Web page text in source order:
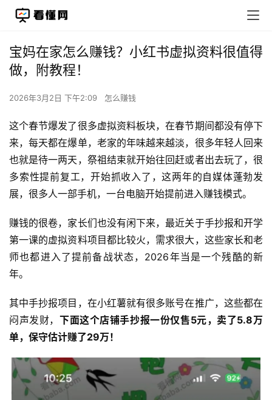
宝妈在家怎么赚钱？小红书虚拟资料很值得
做，附教程！
2026年3月2日 下午2:09 怎么赚钱
这个春节爆发了很多虚拟资料板块，在春节期间都没有停下
来，每天都在爆单，老家的年味越来越淡，很多年轻人回来
也就是待一两天，祭祖结束就开始往回赶或者出去玩了，很
多索性提前复工，开始抓收入了，这两年的自媒体蓬勃发
展，很多人一部手机，一台电脑开始提前进入赚钱模式。
赚钱的很卷，家长们也没有闲下来，最近关于手抄报和开学
第一课的虚拟资料项目都比较火，需求很大，这些家长和老
师也都进入了提前备战状态，2026年当是一个残酷的新
年。
其中手抄报项目，在小红薯就有很多账号在推广，这些都在
闷声发财， 下面这个店铺手抄报一份仅售5元，卖了5.8万
单，保守估计赚了29万！